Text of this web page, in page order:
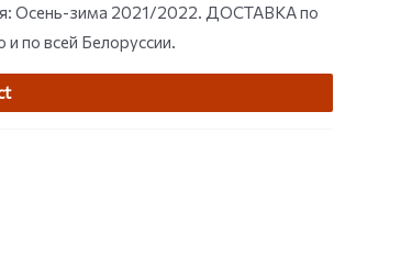
Осень-зима 2021/2022. ДОСТАВКА по
по всей Белоруссии.